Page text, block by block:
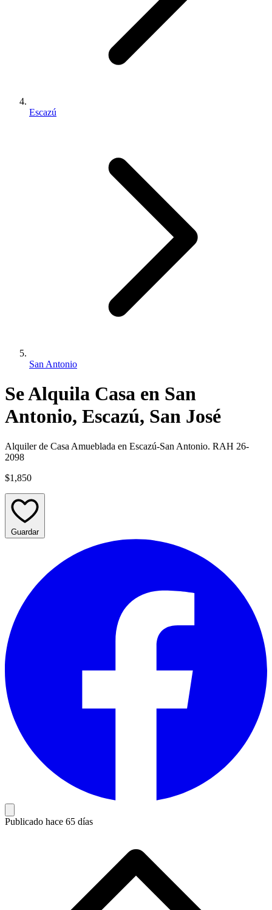
Escazú
San Antonio
Se Alquila Casa en San
Antonio, Escazú, San José
Alquiler de Casa Amueblada en Escazú-San Antonio. RAH 26-
2098
$1,850
Guardar
Publicado hace 65 días